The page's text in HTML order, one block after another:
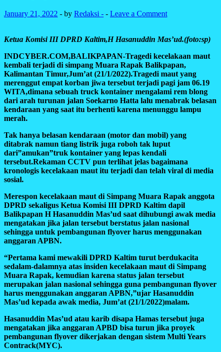
January 21, 2022 - by Redaksi - - Leave a Comment
Ketua Komisi III DPRD Kaltim,H Hasanuddin Mas’ud.(foto:sp)
INDCYBER.COM,BALIKPAPAN-Tragedi kecelakaan maut
kembali terjadi di simpang Muara Rapak Balikpapan,
Kalimantan Timur,Jum’at (21/1/2022).Tragedi maut yang
merenggut empat korban jiwa tersebut terjadi pagi jam 06.19
WITA,dimana sebuah truck kontainer mengalami rem blong
dari arah turunan jalan Soekarno Hatta lalu menabrak belasan
kendaraan yang saat itu berhenti karena menunggu lampu
merah.
Tak hanya belasan kendaraan (motor dan mobil) yang
ditabrak namun tiang listrik juga roboh tak luput
dari”amukan”truk kontainer yang lepas kendali
tersebut.Rekaman CCTV pun terlihat jelas bagaimana
kronologis kecelakaan maut itu terjadi dan telah viral di media
sosial.
Merespon kecelakaan maut di Simpang Muara Rapak anggota
DPRD sekaligus Ketua Komisi III DPRD Kaltim dapil
Balikpapan H Hasanuddin Mas’ud saat dihubungi awak media
mengatakan jika jalan tersebut berstatus jalan nasional
sehingga untuk pembangunan flyover harus menggunakan
anggaran APBN.
“Pertama kami mewakili DPRD Kaltim turut berdukacita
sedalam-dalamnya atas insiden kecelakaan maut di Simpang
Muara Rapak, kemudian karena status jalan tersebut
merupakan jalan nasional sehingga guna pembangunan flyover
harus menggunakan anggaran APBN,”ujar Hasanuddin
Mas’ud kepada awak media, Jum’at (21/1/2022)malam.
Hasanuddin Mas’ud atau karib disapa Hamas tersebut juga
mengatakan jika anggaran APBD bisa turun jika proyek
pembangunan flyover dikerjakan dengan sistem Multi Years
Contrack(MYC).